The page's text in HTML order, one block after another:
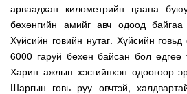
арваадхан километрийн цаана
бөхөнгийн амийг авч одоод
Хүйсийн говийн нутаг. Хүйсийн
6000 гаруй бөхөн байсан бол өдгөө
Харин ажлын хэсгийнхэн одоогоор
Шаргын говь руу өвчтэй,